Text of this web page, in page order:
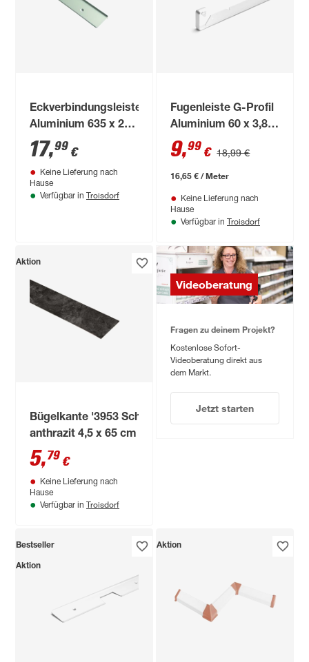
Eckverbindungsleiste
Aluminium 635 x 28
x 15 mm
17,99 €
Keine Lieferung nach
Hause
Verfügbar in Troisdorf
Fugenleiste G-Profil
Aluminium 60 x 3,8 x
1,2 cm
9,99 € 18,99 €
16,65 € / Meter
Keine Lieferung nach
Hause
Verfügbar in Troisdorf
Aktion
Bügelkante '3953 Schiefer'
anthrazit 4,5 x 65 cm
5,79 €
Keine Lieferung nach
Hause
Verfügbar in Troisdorf
Videoberatung
Fragen zu deinem Projekt?
Kostenlose Sofort-
Videoberatung direkt aus
dem Markt.
Jetzt starten
Bestseller
Aktion
Aktion